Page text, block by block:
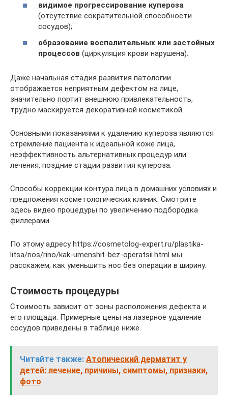
видимое прогрессирование купероза
(отсутствие сократительной способности
сосудов);
образование воспалительных или застойных
процессов (циркуляция крови нарушена).
Даже начальная стадия развития патологии
отображается неприятным дефектом на лице,
значительно портит внешнюю привлекательность,
трудно маскируется декоративной косметикой.
Основными показаниями к удалению купероза являются
стремление пациента к идеальной коже лица,
неэффективность альтернативных процедур или
лечения, поздние стадии развития купероза.
Способы коррекции контура лица в домашних условиях и
предложения косметологических клиник. Смотрите
здесь видео процедуры по увеличению подбородка
филлерами.
По этому адресу https://cosmetolog-expert.ru/plastika-
litsa/nos/rino/kak-umenshit-bez-operatsii.html мы
расскажем, как уменьшить нос без операции в ширину.
Стоимость процедуры
Стоимость зависит от зоны расположения дефекта и
его площади. Примерные цены на лазерное удаление
сосудов приведены в таблице ниже.
Читайте также: Атопический дерматит у
детей: лечение, причины, симптомы, признаки,
фото